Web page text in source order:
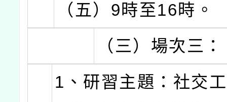
（五）9時至16時。
（三）場次三：
1、研習主題：社交